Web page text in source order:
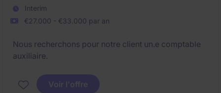
Interim
€27.000 - €33.000 par an
Nous recherchons pour notre client un.e comptable
auxiliaire.
Voir l'offre